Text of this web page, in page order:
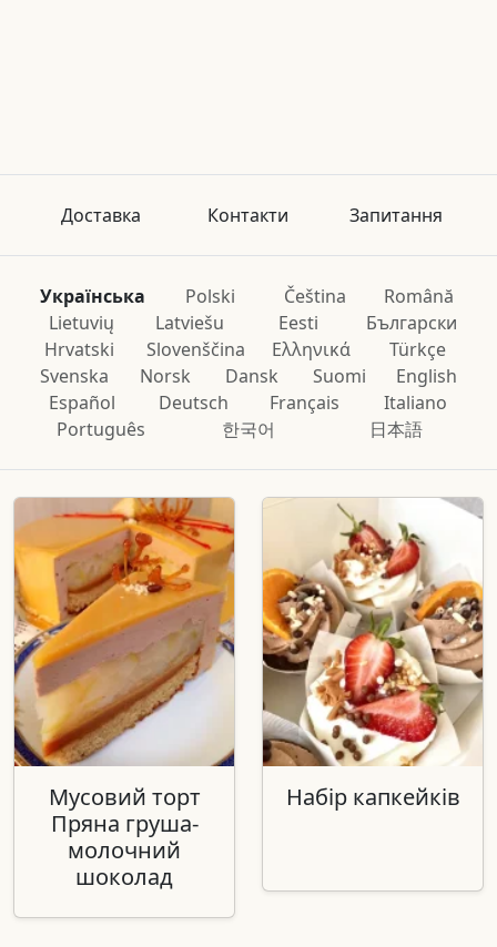
Доставка Контакти Запитання
Українська Polski Čeština
Română
Lietuvių
Latviešu Eesti
Български
Hrvatski
Slovenščina Ελληνικά
Türkçe
Svenska
Norsk Dansk Suomi
English
Español
Deutsch Français
Italiano
Português
한국어 日本語
Мусовий торт
Пряна груша-
молочний
шоколад
Набір капкейків